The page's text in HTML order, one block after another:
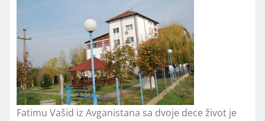
Fatimu Vašid iz Avganistana sa dvoje dece život je